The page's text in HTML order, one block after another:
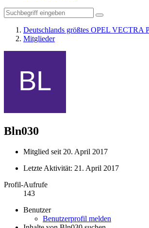
Deutschlands größtes OPEL VECTRA
Mitglieder
Bln030
Mitglied seit 20. April 2017
Letzte Aktivität: 21. April 2017
Profil-Aufrufe
143
Benutzer
Benutzerprofil melden